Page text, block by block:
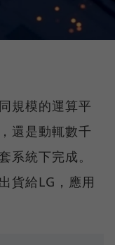
規模的運算平
還是動輒數千
系統下完成。
貨給LG，應用